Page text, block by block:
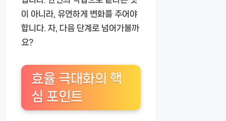
이 아니라, 유연하게 변화를 주어야
합니다. 자, 다음 단계로 넘어가볼까
요?
효율 극대화의 핵
심 포인트